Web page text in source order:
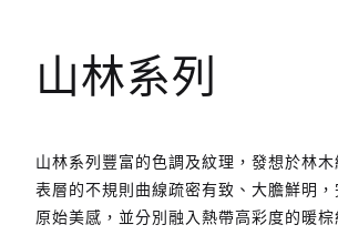
山林系列
山林系列豐富的色調及紋理，發想於林木
表層的不規則曲線疏密有致、大膽鮮明
原始美感，並分別融入熱帶高彩度的暖